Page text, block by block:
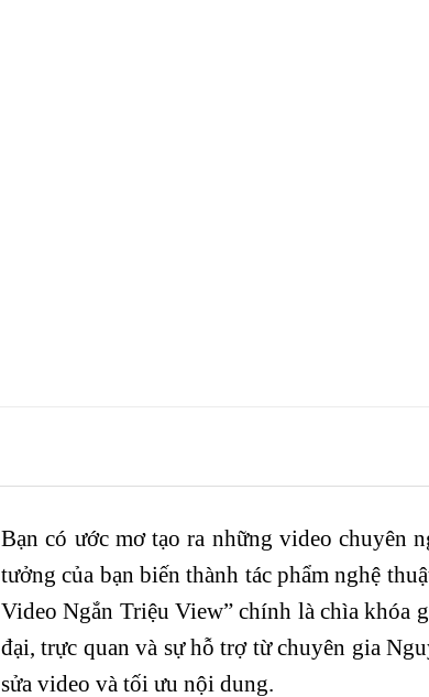
Bạn có ước mơ tạo ra những video chuyên
tưởng của bạn biến thành tác phẩm nghệ
Video Ngắn Triệu View” chính là chìa khóa
đại, trực quan và sự hỗ trợ từ chuyên gia
sửa video và tối ưu nội dung.